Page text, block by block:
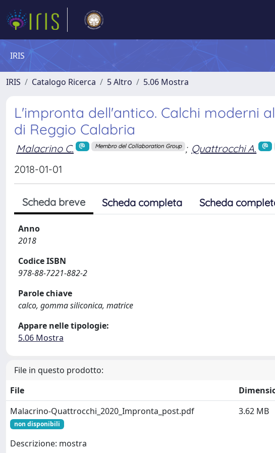
IRIS
IRIS Catalogo Ricerca 5 Altro 5.06 Mostra
L'impronta dell'antico. Calchi moderni
di Reggio Calabria
Malacrino C. Membro del Collaboration Group ; Quattrocchi A.
2018-01-01
Scheda breve Scheda completa Scheda
Anno
2018
Codice ISBN
978-88-7221-882-2
Parole chiave
calco, gomma siliconica, matrice
Appare nelle tipologie:
5.06 Mostra
File in questo prodotto:
File
Malacrino-Quattrocchi_2020_Impronta_post.pdf
non disponibili
Descrizione: mostra
3.62 MB